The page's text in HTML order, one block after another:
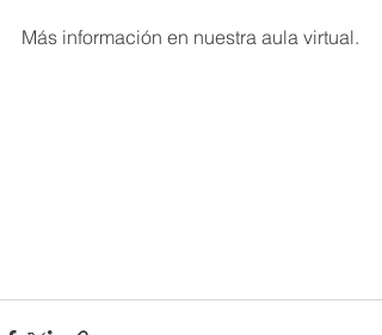
Más información en nuestra aula virtual.